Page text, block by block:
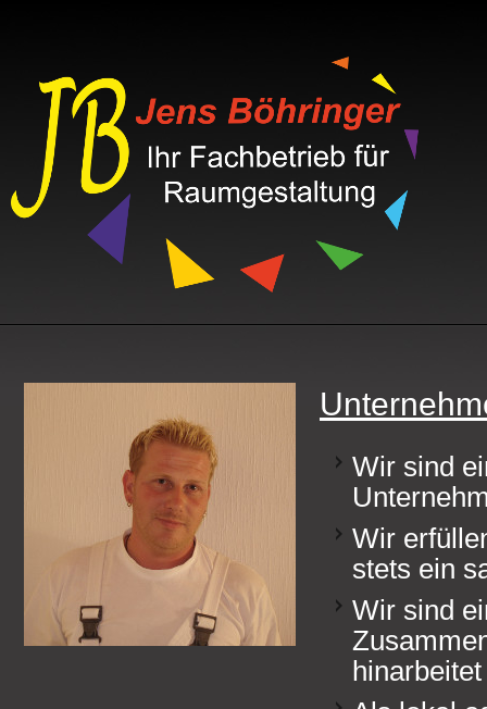
Wir sind
Wir
stets ein
Wir sind